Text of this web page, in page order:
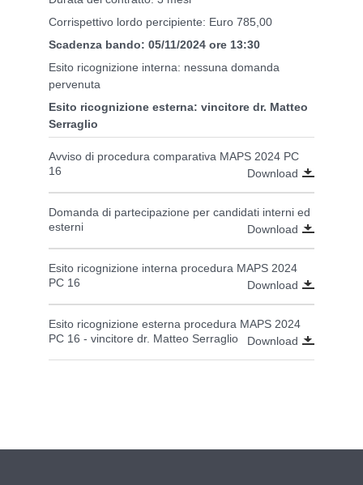
Corrispettivo lordo percipiente: Euro 785,00
Scadenza bando: 05/11/2024 ore 13:30
Esito ricognizione interna: nessuna domanda
pervenuta
Esito ricognizione esterna: vincitore dr. Matteo
Serraglio
Avviso di procedura comparativa MAPS 2024 PC
16
Download
Domanda di partecipazione per candidati interni ed
esterni
Download
Esito ricognizione interna procedura MAPS 2024
PC 16
Download
Esito ricognizione esterna procedura MAPS 2024
PC 16 - vincitore dr. Matteo Serraglio
Download